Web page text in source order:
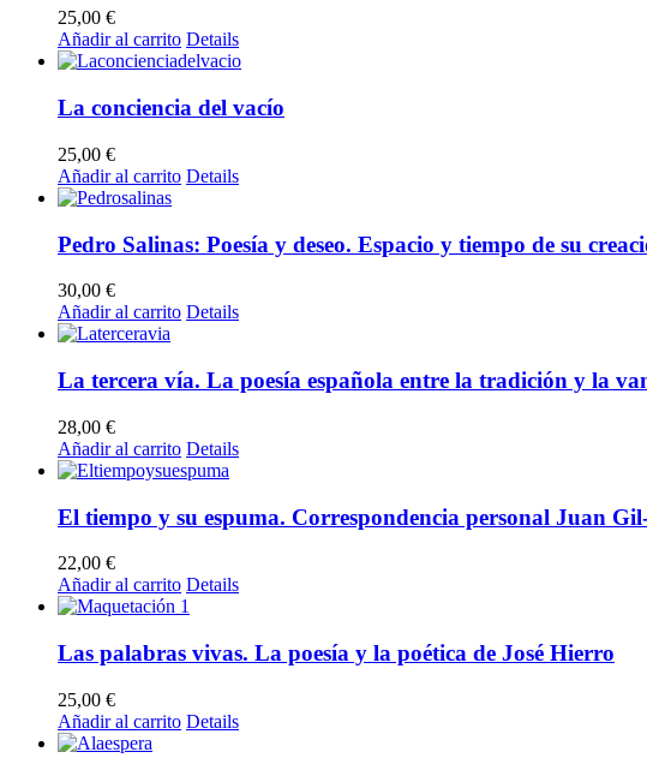
25,00 €
Añadir al carrito Details
La conciencia del vacío
25,00 €
Añadir al carrito Details
Pedro Salinas: Poesía y deseo. Espacio y tiempo de su
30,00 €
Añadir al carrito Details
La tercera vía. La poesía española entre la tradición y la
28,00 €
Añadir al carrito Details
El tiempo y su espuma. Correspondencia personal Juan
22,00 €
Añadir al carrito Details
Las palabras vivas. La poesía y la poética de José Hierro
25,00 €
Añadir al carrito Details